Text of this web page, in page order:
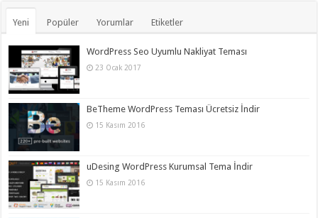
Yeni Popüler Yorumlar Etiketler
WordPress Seo Uyumlu Nakliyat Teması
23 Ocak 2017
BeTheme WordPress Teması Ücretsiz İndir
15 Kasım 2016
uDesing WordPress Kurumsal Tema İndir
15 Kasım 2016